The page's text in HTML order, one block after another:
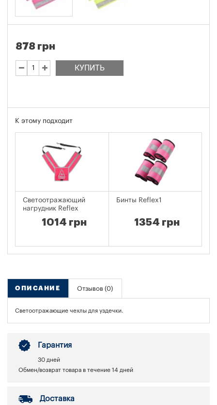
КУПИТЬ
878 грн
К этому подходит
Светоотражающий
нагрудник Reflex
1014 грн
Бинты Reflex1
1354 грн
ОПИСАНИЕ Отзывов (0)
Светоотражающие чехлы для уздечки.
Гарантия
30 дней
Обмен/возврат товара в течение 14 дней
Доставка